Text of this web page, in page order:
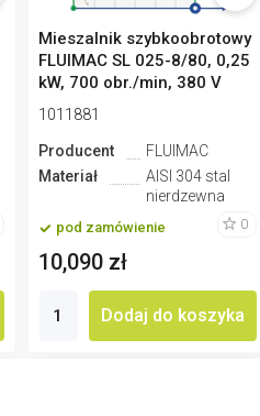
Mieszalnik szybkoobrotowy
FLUIMAC SL 025-8/80, 0,25
kW, 700 obr./min, 380 V
1011881
Producent
FLUIMAC
Materiał
AISI 304 stal
nierdzewna
pod zamówienie 0
10,090 zł
Dodaj do koszyka